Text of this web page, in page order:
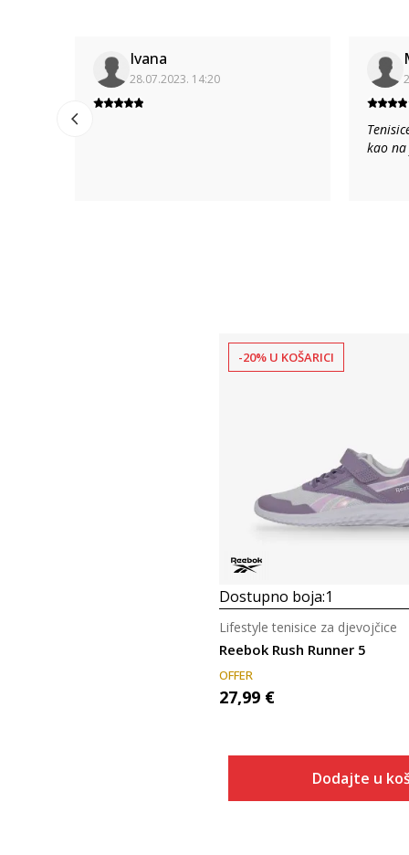
Ivana
28.07.2023. 14:20
kao
-20% U KOŠARICI
Dostupno boja:1
Reebok Rush Runner 5
Lifestyle tenisice za djevojčice
OFFER
27,99 €
Dodajte u